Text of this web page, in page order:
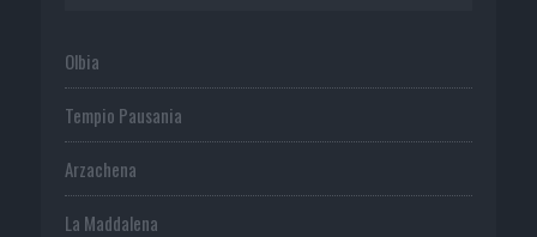
Olbia
Tempio Pausania
Arzachena
La Maddalena